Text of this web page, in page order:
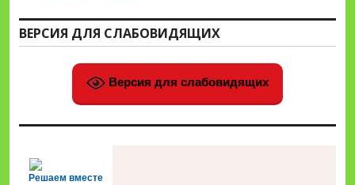
ВЕРСИЯ ДЛЯ СЛАБОВИДЯЩИХ
Версия для слабовидящих
Решаем вместе